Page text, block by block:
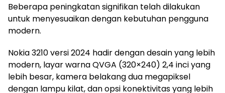
Beberapa peningkatan signifikan telah dilakukan
untuk menyesuaikan dengan kebutuhan pengguna
modern.
Nokia 3210 versi 2024 hadir dengan desain yang lebih
modern, layar warna QVGA (320×240) 2,4 inci yang
lebih besar, kamera belakang dua megapiksel
dengan lampu kilat, dan opsi konektivitas yang lebih